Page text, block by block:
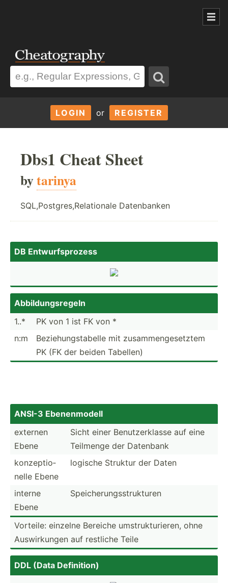
LOGIN or REGISTER
Dbs1 Cheat Sheet
bytarinya
SQL,Postgres,Relationale Datenbanken
DB Entwur­fsp­rozess
Abbild­ung­sregeln
1..*
PK von 1 ist FK von *
n:m
Bezieh­ung­sta­belle mit zusamm­eng­ese­tztem
PK (FK der beiden Tabellen)
ANSI-3 Ebenen­modell
externen
Ebene
Sicht einer Benutz­erk­lasse auf eine
Teilmenge der Datenbank
konzep­tio­
nelle Ebene
logische Struktur der Daten
interne
Ebene
Speich­eru­ngs­str­ukturen
Vorteile: einzelne Bereiche umstru­ktu­rieren, ohne
Auswir­kungen auf restliche Teile
DDL (Data Defini­tion)